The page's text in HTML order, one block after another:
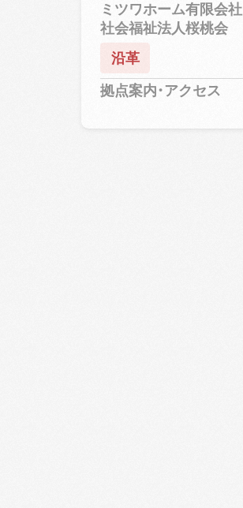
ミツワホーム有限会社
社会福祉法人桜桃会
沿革
拠点案内・アクセス